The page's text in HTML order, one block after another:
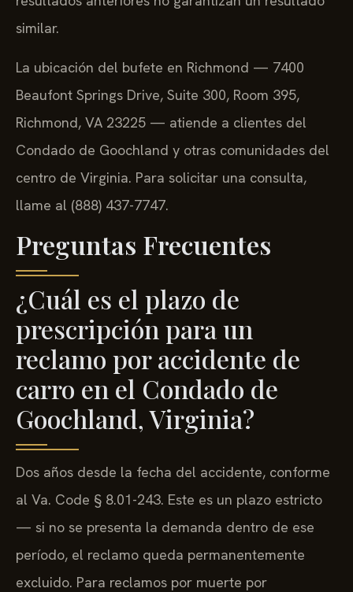
similar.
La ubicación del bufete en Richmond — 7400
Beaufont Springs Drive, Suite 300, Room 395,
Richmond, VA 23225 — atiende a clientes del
Condado de Goochland y otras comunidades del
centro de Virginia. Para solicitar una consulta,
llame al (888) 437-7747.
Preguntas Frecuentes
¿Cuál es el plazo de
prescripción para un
reclamo por accidente de
carro en el Condado de
Goochland, Virginia?
Dos años desde la fecha del accidente, conforme
al Va. Code § 8.01-243. Este es un plazo estricto
— si no se presenta la demanda dentro de ese
período, el reclamo queda permanentemente
excluido. Para reclamos por muerte por